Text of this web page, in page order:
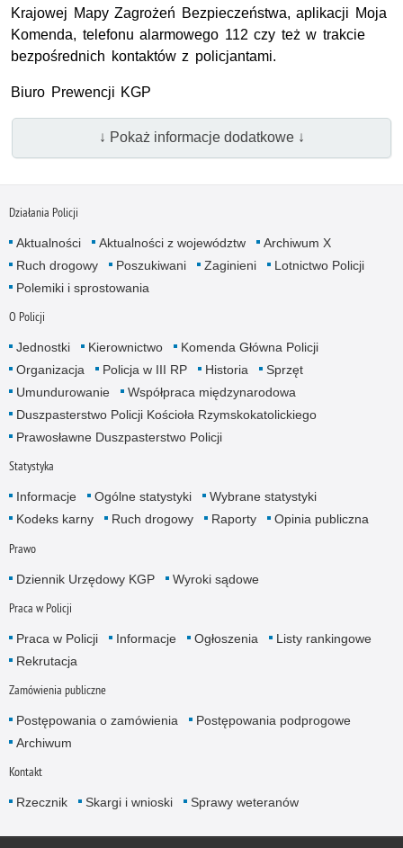
Krajowej Mapy Zagrożeń Bezpieczeństwa, aplikacji Moja
Komenda, telefonu alarmowego 112 czy też w trakcie
bezpośrednich kontaktów z policjantami.
Biuro Prewencji KGP
↓ Pokaż informacje dodatkowe ↓
Działania Policji
Aktualności Aktualności z województw
Archiwum X
Ruch drogowy
Poszukiwani Zaginieni
Lotnictwo Policji
Polemiki i sprostowania
O Policji
Jednostki Kierownictwo
Komenda Główna Policji
Organizacja
Policja w III RP Historia
Sprzęt
Umundurowanie
Współpraca międzynarodowa
Duszpasterstwo Policji Kościoła Rzymskokatolickiego
Prawosławne Duszpasterstwo Policji
Statystyka
Informacje Ogólne statystyki
Wybrane statystyki
Kodeks karny
Ruch drogowy Raporty Opinia publiczna
Prawo
Dziennik Urzędowy KGP Wyroki sądowe
Praca w Policji
Praca w Policji Informacje Ogłoszenia
Listy rankingowe
Rekrutacja
Zamówienia publiczne
Postępowania o zamówienia
Postępowania podprogowe
Archiwum
Kontakt
Rzecznik Skargi i wnioski Sprawy weteranów